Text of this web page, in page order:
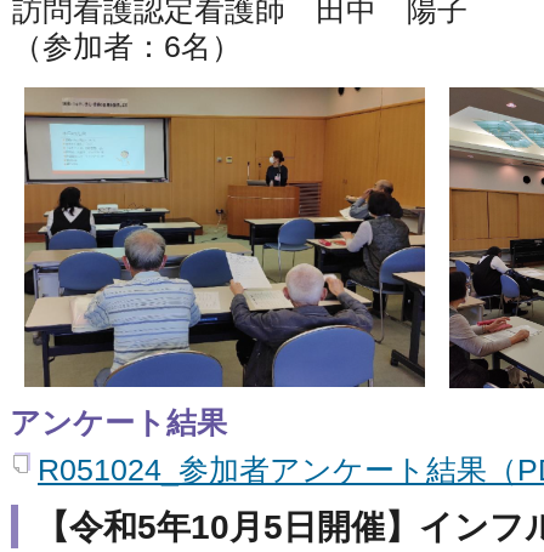
訪問看護認定看護師 田中 陽子
（参加者：6名）
アンケート結果
R051024_参加者アンケート結果（
【令和5年10月5日開催】イン